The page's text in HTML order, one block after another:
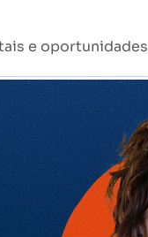
e oportunidades